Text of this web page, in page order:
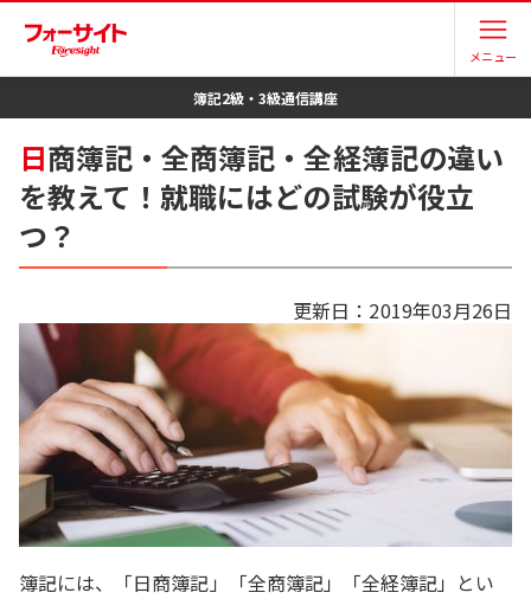
メニュー
簿記2級・3級通信講座
日商簿記・全商簿記・全経簿記の違い
を教えて！就職にはどの試験が役立
つ？
更新日： 2019年03月26日
簿記には、「日商簿記」「全商簿記」「全経簿記」とい